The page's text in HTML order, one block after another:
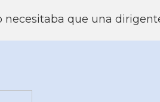
necesitaba que una